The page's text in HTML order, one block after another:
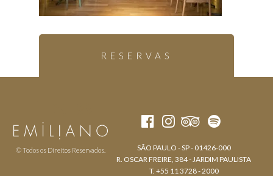
RESERVAS
© Todos os Direitos Reservados.
SÃO PAULO - SP - 01426-000
R. OSCAR FREIRE, 384 - JARDIM PAULISTA
T. +55 11 3728 - 2000